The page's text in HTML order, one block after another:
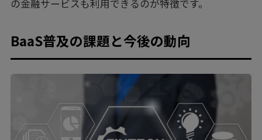
の金融サービスも利用できるのが特徴です。
BaaS普及の課題と今後の動向